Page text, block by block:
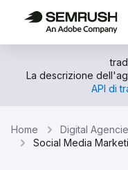
La descrizione
API di
Home Digital
Social Media